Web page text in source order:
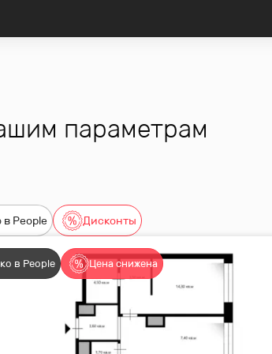
и спорта
параметрам
в People Дисконты
в People Цена снижена